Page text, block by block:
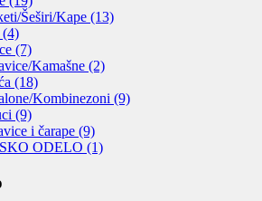
Šeširi/Kape (13)
(4)
(7)
Kamašne (2)
(18)
Kombinezoni (9)
(9)
i čarape (9)
ODELO (1)